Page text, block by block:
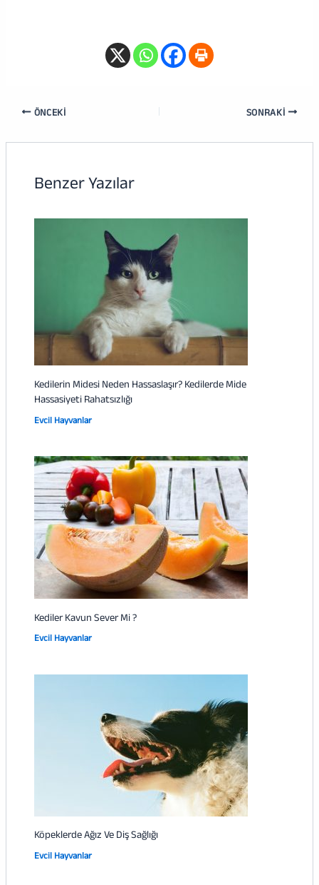
ÖNCEKI SONRAKI
Benzer Yazılar
Kedilerin Midesi Neden Hassaslaşır? Kedilerde Mide
Hassasiyeti Rahatsızlığı
Evcil Hayvanlar
Kediler Kavun Sever Mi ?
Evcil Hayvanlar
Köpeklerde Ağız Ve Diş Sağlığı
Evcil Hayvanlar